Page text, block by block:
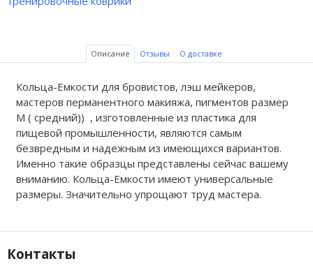
Описание Отзывы О доставке
Кольца-Емкости для бровистов, лэш мейкеров,
мастеров перманентного макияжа, пигментов размер
М ( средний)) , изготовленные из пластика для
пищевой промышленности, являются самым
безвредным и надежным из имеющихся вариантов.
Именно такие образцы представлены сейчас вашему
вниманию. Кольца-Емкости имеют универсальные
размеры. Значительно упрощают труд мастера.
Контакты